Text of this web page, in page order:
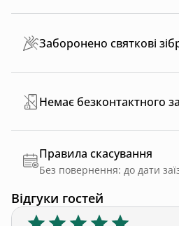
Заборонено святкові
Немає безконтактного
Правила скасування
Без повернення: до дати
Відгуки гостей